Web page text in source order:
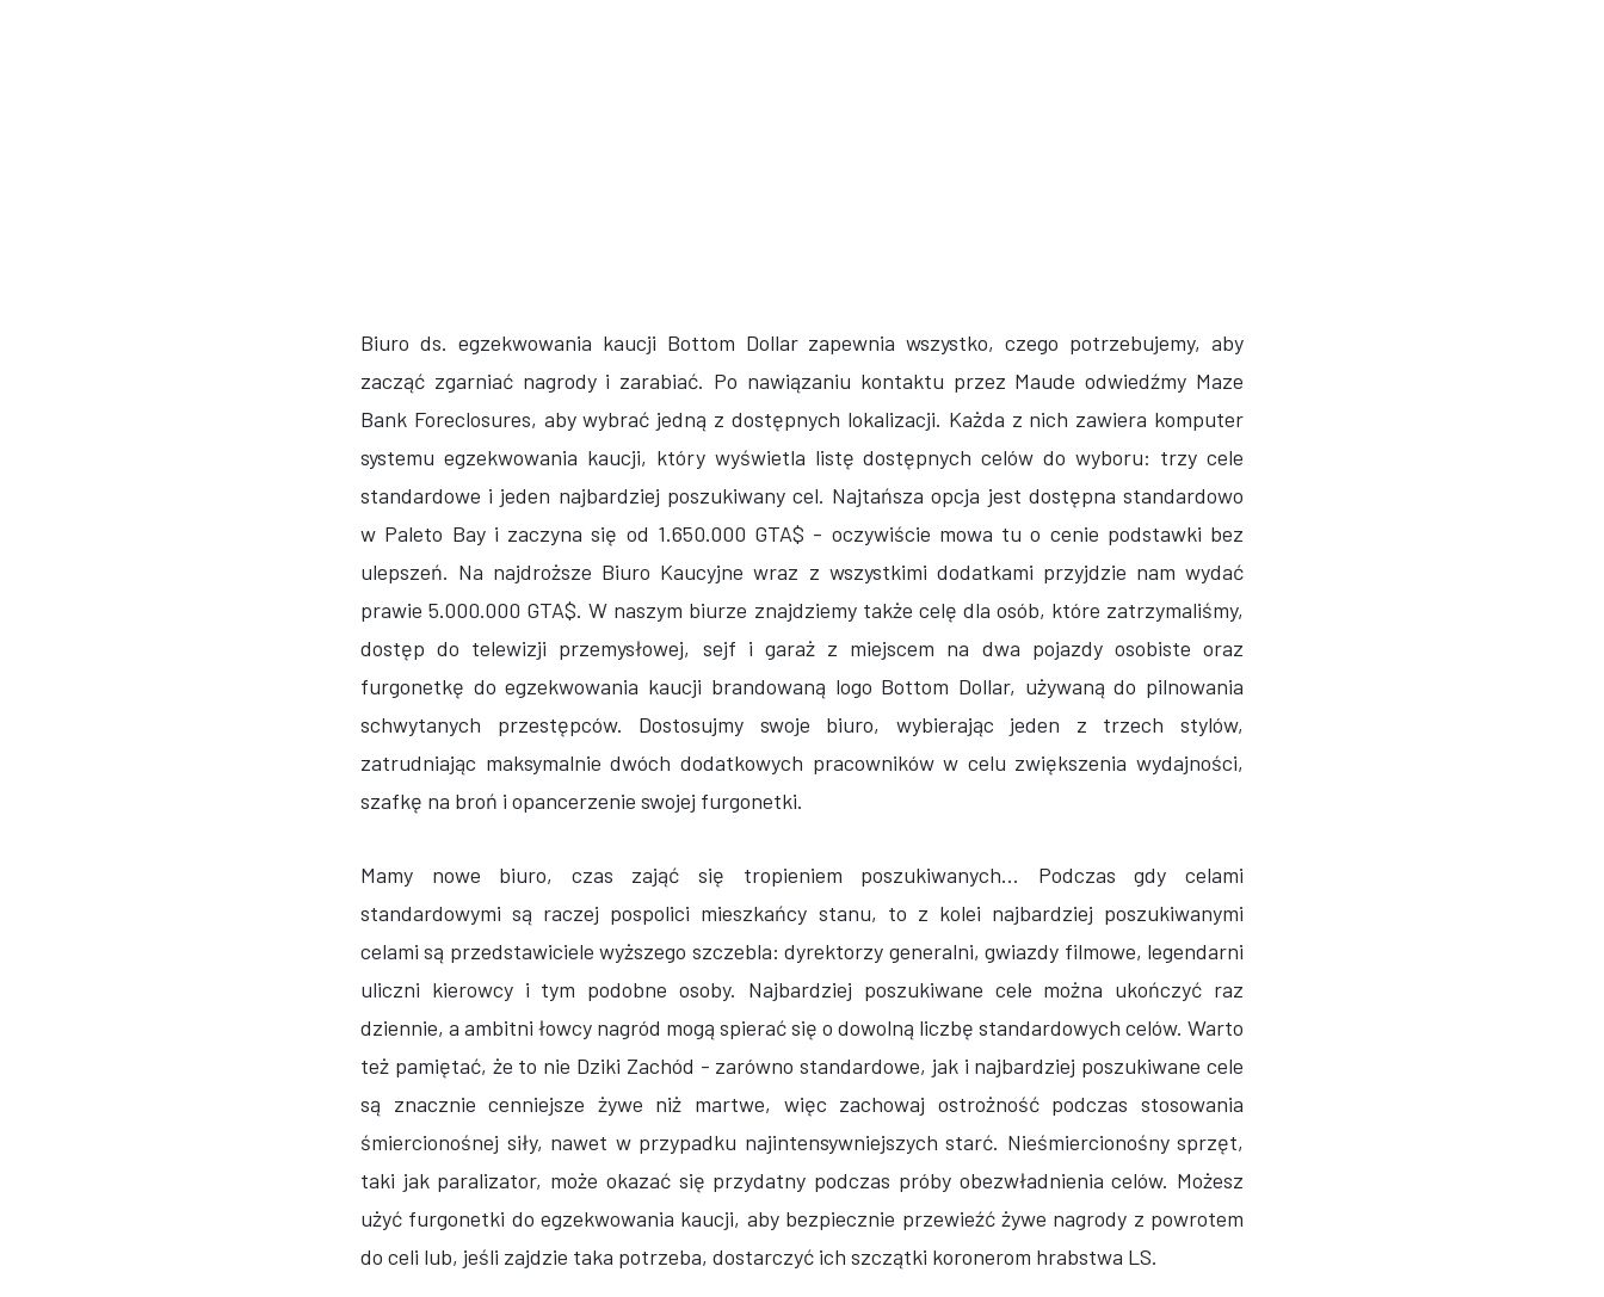
Biuro ds. egzekwowania kaucji Bottom Dollar zapewnia wszystko, czego potrzebujemy, aby
zacząć zgarniać nagrody i zarabiać. Po nawiązaniu kontaktu przez Maude odwiedźmy Maze
Bank Foreclosures, aby wybrać jedną z dostępnych lokalizacji. Każda z nich zawiera komputer
systemu egzekwowania kaucji, który wyświetla listę dostępnych celów do wyboru: trzy cele
standardowe i jeden najbardziej poszukiwany cel. Najtańsza opcja jest dostępna standardowo
w Paleto Bay i zaczyna się od 1.650.000 GTA$ - oczywiście mowa tu o cenie podstawki bez
ulepszeń. Na najdroższe Biuro Kaucyjne wraz z wszystkimi dodatkami przyjdzie nam wydać
prawie 5.000.000 GTA$. W naszym biurze znajdziemy także celę dla osób, które zatrzymaliśmy,
dostęp do telewizji przemysłowej, sejf i garaż z miejscem na dwa pojazdy osobiste oraz
furgonetkę do egzekwowania kaucji brandowaną logo Bottom Dollar, używaną do pilnowania
schwytanych przestępców. Dostosujmy swoje biuro, wybierając jeden z trzech stylów,
zatrudniając maksymalnie dwóch dodatkowych pracowników w celu zwiększenia wydajności,
szafkę na broń i opancerzenie swojej furgonetki.
Mamy nowe biuro, czas zająć się tropieniem poszukiwanych... Podczas gdy celami
standardowymi są raczej pospolici mieszkańcy stanu, to z kolei najbardziej poszukiwanymi
celami są przedstawiciele wyższego szczebla: dyrektorzy generalni, gwiazdy filmowe, legendarni
uliczni kierowcy i tym podobne osoby. Najbardziej poszukiwane cele można ukończyć raz
dziennie, a ambitni łowcy nagród mogą spierać się o dowolną liczbę standardowych celów. Warto
też pamiętać, że to nie Dziki Zachód - zarówno standardowe, jak i najbardziej poszukiwane cele
są znacznie cenniejsze żywe niż martwe, więc zachowaj ostrożność podczas stosowania
śmiercionośnej siły, nawet w przypadku najintensywniejszych starć. Nieśmiercionośny sprzęt,
taki jak paralizator, może okazać się przydatny podczas próby obezwładnienia celów. Możesz
użyć furgonetki do egzekwowania kaucji, aby bezpiecznie przewieźć żywe nagrody z powrotem
do celi lub, jeśli zajdzie taka potrzeba, dostarczyć ich szczątki koronerom hrabstwa LS.